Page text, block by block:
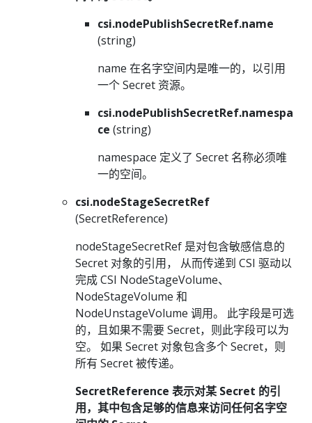
csi.nodePublishSecretRef.name
(string)
name 在名字空间内是唯一的，以引用
一个 Secret 资源。
csi.nodePublishSecretRef.namespa
ce (string)
namespace 定义了 Secret 名称必须唯
一的空间。
csi.nodeStageSecretRef
(SecretReference)
nodeStageSecretRef 是对包含敏感信息的
Secret 对象的引用， 从而传递到 CSI 驱动以
完成 CSI NodeStageVolume、
NodeStageVolume 和
NodeUnstageVolume 调用。 此字段是可选
的，且如果不需要 Secret，则此字段可以为
空。 如果 Secret 对象包含多个 Secret，则
所有 Secret 被传递。
SecretReference 表示对某 Secret 的引
用，其中包含足够的信息来访问任何名字空